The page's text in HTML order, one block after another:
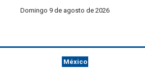
Domingo 9 de agosto de 2026
México